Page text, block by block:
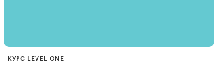
КУРС LEVEL ONE